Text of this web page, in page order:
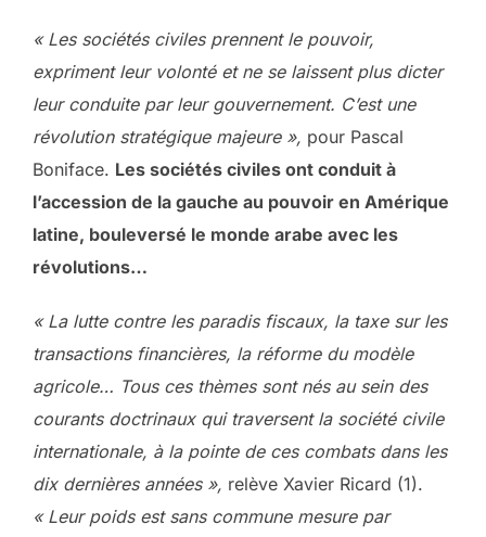
« Les sociétés civiles prennent le pouvoir,
expriment leur volonté et ne se laissent plus dicter
leur conduite par leur gouvernement. C’est une
révolution stratégique majeure », pour Pascal
Boniface. Les sociétés civiles ont conduit à
l’accession de la gauche au pouvoir en Amérique
latine, bouleversé le monde arabe avec les
révolutions…
« La lutte contre les paradis fiscaux, la taxe sur les
transactions financières, la réforme du modèle
agricole… Tous ces thèmes sont nés au sein des
courants doctrinaux qui traversent la société civile
internationale, à la pointe de ces combats dans les
dix dernières années », relève Xavier Ricard (1).
« Leur poids est sans commune mesure par